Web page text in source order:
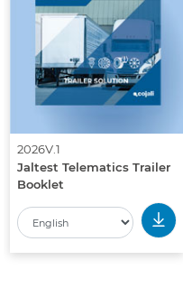
2026V.1
Jaltest Telematics Trailer
Booklet